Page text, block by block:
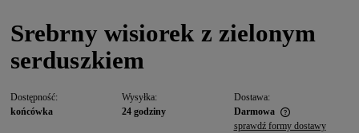
Srebrny wisiorek z zielonym
serduszkiem
Dostępność:
końcówka
Wysyłka:
24 godziny
Dostawa:
Darmowa
sprawdź formy dostawy